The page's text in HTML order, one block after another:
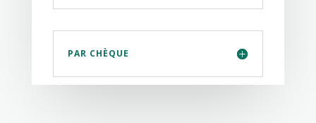
PAR CHÈQUE